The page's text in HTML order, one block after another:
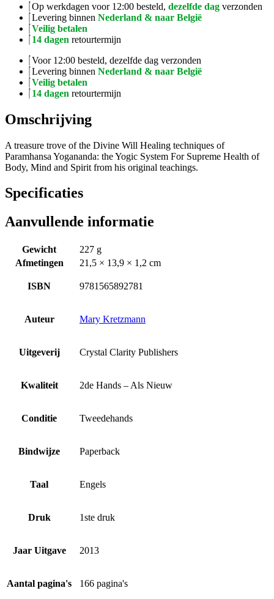
Op werkdagen voor 12:00 besteld, dezelfde dag verzonden
Levering binnen Nederland & naar België
Veilig betalen
14 dagen retourtermijn
Voor 12:00 besteld, dezelfde dag verzonden
Levering binnen Nederland & naar België
Veilig betalen
14 dagen retourtermijn
Omschrijving
A treasure trove of the Divine Will Healing techniques of
Paramhansa Yogananda: the Yogic System For Supreme Health of
Body, Mind and Spirit from his original teachings.
Specificaties
Aanvullende informatie
Gewicht
227 g
Afmetingen
21,5 × 13,9 × 1,2 cm
ISBN 9781565892781
Auteur Mary Kretzmann
Uitgeverij Crystal Clarity Publishers
Kwaliteit 2de Hands – Als Nieuw
Conditie Tweedehands
Bindwijze Paperback
Taal Engels
Druk 1ste druk
Jaar Uitgave 2013
Aantal pagina's 166 pagina's